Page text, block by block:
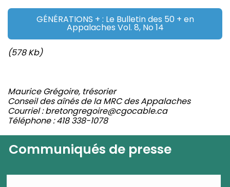
GÉNÉRATIONS + : Le Bulletin des 50 + en
Appalaches Vol. 8, No 14
(578 Kb)
Maurice Grégoire, trésorier
Conseil des aînés de la MRC des Appalaches
Courriel : bretongregoire@cgocable.ca
Téléphone : 418 338-1078
Communiqués de presse